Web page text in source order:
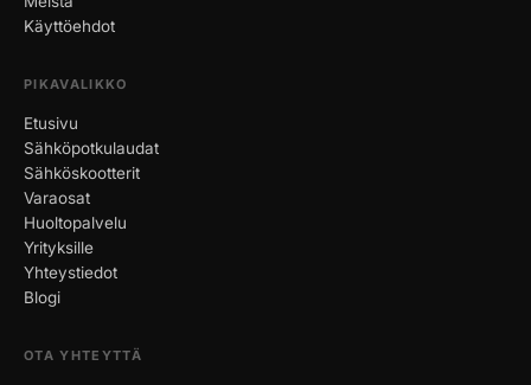
Käyttöehdot
PIKAVALIKKO
Etusivu
Sähköpotkulaudat
Sähköskootterit
Varaosat
Huoltopalvelu
Yrityksille
Yhteystiedot
Blogi
OTA YHTEYTTÄ